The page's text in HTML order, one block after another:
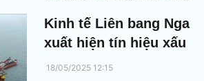
Kinh tế Liên bang Nga
xuất hiện tín hiệu xấu
18/05/2025 12:15